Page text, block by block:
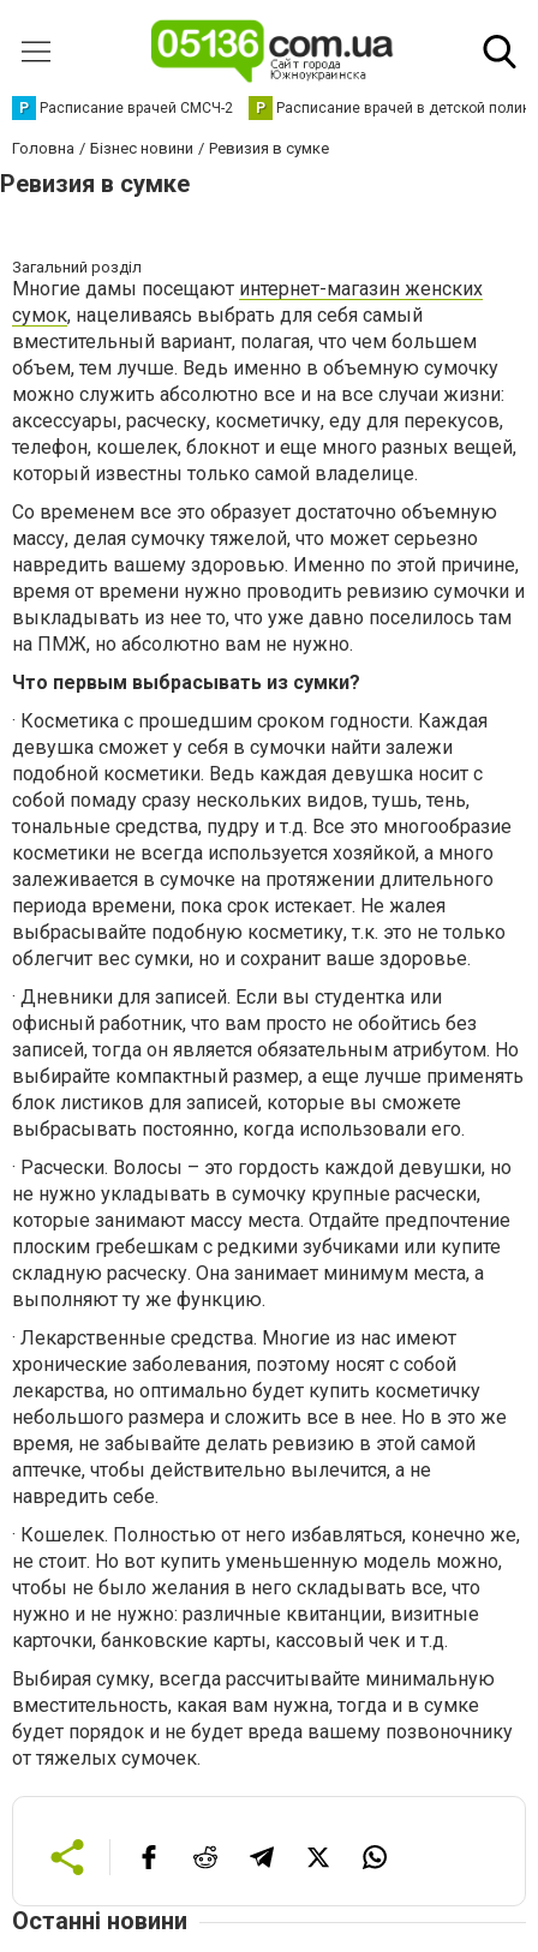
Р Расписание врачей СМСЧ-2 Р Расписание врачей в детской
Головна Бізнес новини Ревизия в сумке
Ревизия в сумке
Загальний розділ
Многие дамы посещают интернет-магазин женских
сумок, нацеливаясь выбрать для себя самый
вместительный вариант, полагая, что чем большем
объем, тем лучше. Ведь именно в объемную сумочку
можно служить абсолютно все и на все случаи жизни:
аксессуары, расческу, косметичку, еду для перекусов,
телефон, кошелек, блокнот и еще много разных вещей,
который известны только самой владелице.
Со временем все это образует достаточно объемную
массу, делая сумочку тяжелой, что может серьезно
навредить вашему здоровью. Именно по этой причине,
время от времени нужно проводить ревизию сумочки и
выкладывать из нее то, что уже давно поселилось там
на ПМЖ, но абсолютно вам не нужно.
Что первым выбрасывать из сумки?
· Косметика с прошедшим сроком годности. Каждая
девушка сможет у себя в сумочки найти залежи
подобной косметики. Ведь каждая девушка носит с
собой помаду сразу нескольких видов, тушь, тень,
тональные средства, пудру и т.д. Все это многообразие
косметики не всегда используется хозяйкой, а много
залеживается в сумочке на протяжении длительного
периода времени, пока срок истекает. Не жалея
выбрасывайте подобную косметику, т.к. это не только
облегчит вес сумки, но и сохранит ваше здоровье.
· Дневники для записей. Если вы студентка или
офисный работник, что вам просто не обойтись без
записей, тогда он является обязательным атрибутом. Но
выбирайте компактный размер, а еще лучше применять
блок листиков для записей, которые вы сможете
выбрасывать постоянно, когда использовали его.
· Расчески. Волосы – это гордость каждой девушки, но
не нужно укладывать в сумочку крупные расчески,
которые занимают массу места. Отдайте предпочтение
плоским гребешкам с редкими зубчиками или купите
складную расческу. Она занимает минимум места, а
выполняют ту же функцию.
· Лекарственные средства. Многие из нас имеют
хронические заболевания, поэтому носят с собой
лекарства, но оптимально будет купить косметичку
небольшого размера и сложить все в нее. Но в это же
время, не забывайте делать ревизию в этой самой
аптечке, чтобы действительно вылечится, а не
навредить себе.
· Кошелек. Полностью от него избавляться, конечно же,
не стоит. Но вот купить уменьшенную модель можно,
чтобы не было желания в него складывать все, что
нужно и не нужно: различные квитанции, визитные
карточки, банковские карты, кассовый чек и т.д.
Выбирая сумку, всегда рассчитывайте минимальную
вместительность, какая вам нужна, тогда и в сумке
будет порядок и не будет вреда вашему позвоночнику
от тяжелых сумочек.
Останні новини